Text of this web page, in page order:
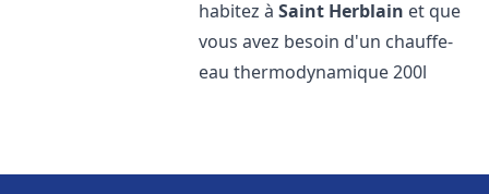
habitez àSaint Herblain et que
vous avez besoin d'un chauffe-
eau thermodynamique 200l